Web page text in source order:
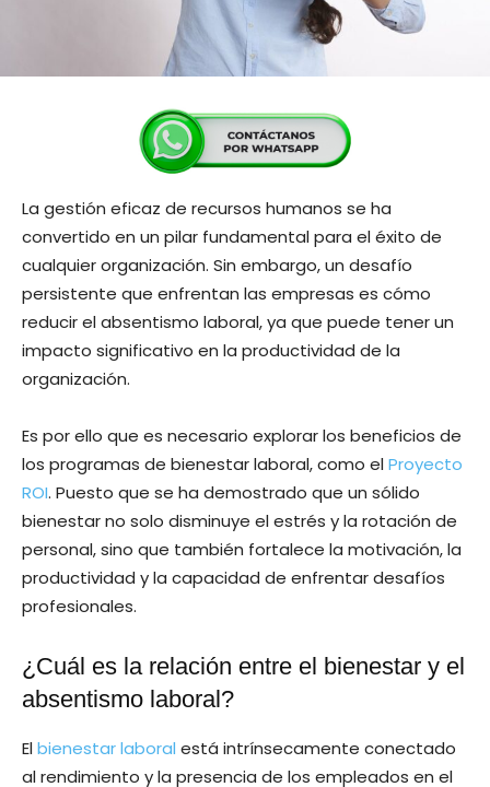
La gestión eficaz de recursos humanos se ha
convertido en un pilar fundamental para el éxito de
cualquier organización. Sin embargo, un desafío
persistente que enfrentan las empresas es cómo
reducir el absentismo laboral, ya que puede tener un
impacto significativo en la productividad de la
organización.
Es por ello que es necesario explorar los beneficios de
los programas de bienestar laboral, como elProyecto
ROI. Puesto que se ha demostrado que un sólido
bienestar no solo disminuye el estrés y la rotación de
personal, sino que también fortalece la motivación, la
productividad y la capacidad de enfrentar desafíos
profesionales.
¿Cuál es la relación entre el bienestar y el
absentismo laboral?
Elbienestar laboral está intrínsecamente conectado
al rendimiento y la presencia de los empleados en el